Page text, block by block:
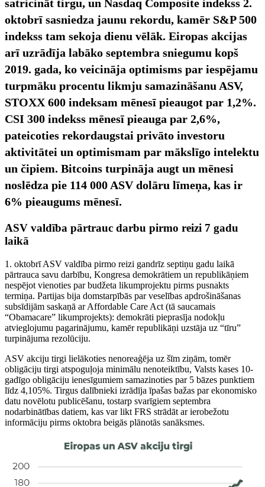
satricināt tirgu, un Nasdaq Composite indekss 2.
oktobrī sasniedza jaunu rekordu, kamēr S&P 500
indekss tam sekoja dienu vēlāk. Eiropas akcijas
arī uzrādīja labāko septembra sniegumu kopš
2019. gada, ko veicināja optimisms par iespējamu
turpmāku procentu likmju samazināšanu ASV,
STOXX 600 indeksam mēnesī pieaugot par 1,2%.
CSI 300 indekss mēnesī pieauga par 2,6%,
pateicoties rekordaugstai privāto investoru
aktivitātei un optimismam par mākslīgo intelektu
un čipiem. Bitcoins turpināja augt un mēnesi
noslēdza pie 114 000 ASV dolāru līmeņa, kas ir
6% pieaugums mēnesī.
ASV valdība pārtrauc darbu pirmo reizi 7 gadu
laikā
1. oktobrī ASV valdība pirmo reizi gandrīz septiņu gadu laikā
pārtrauca savu darbību, Kongresa demokrātiem un republikāņiem
nespējot vienoties par budžeta likumprojektu pirms pusnakts
termiņa. Partijas bija domstarpībās par veselības apdrošināšanas
subsīdijām saskaņā ar Affordable Care Act (tā saucamais
“Obamacare” likumprojekts): demokrāti pieprasīja nodokļu
atvieglojumu pagarinājumu, kamēr republikāņi uzstāja uz “tīru”
turpinājuma rezolūciju.
ASV akciju tirgi lielākoties nenoreaģēja uz šīm ziņām, tomēr
obligāciju tirgi atspoguļoja minimālu nenoteiktību, Valsts kases 10-
gadīgo obligāciju ienesīgumiem samazinoties par 5 bāzes punktiem
līdz 4,105%. Tirgus dalībnieki izrādīja īpašas bažas par ekonomisko
datu novēlotu publicēšanu, tostarp svarīgiem septembra
nodarbinātības datiem, kas var likt FRS strādāt ar ierobežotu
informāciju pirms oktobra beigās plānotās sanāksmes.